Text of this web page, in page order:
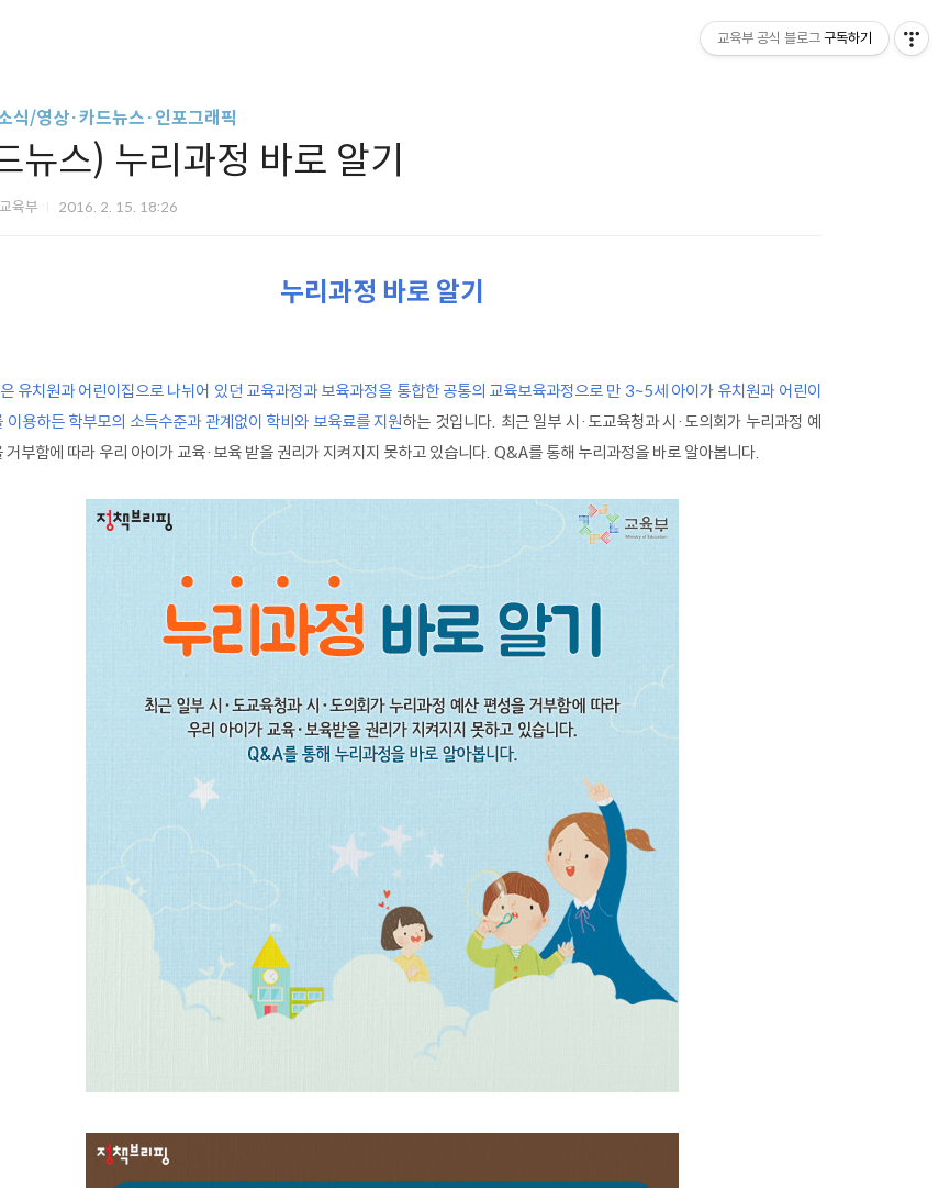
식/영상·카드뉴스·인포그래픽
뉴스) 누리과정 바로 알기
육부 2016. 2. 15. 18:26
누리과정 바로 알기
유치원과 어린이집으로 나뉘어 있던 교육과정과 보육과정을 통합한 공통의 교육보육과정으로 만 3~5세 아이가 유치원과 어린이
이용하든 학부모의 소득수준과 관계없이 학비와 보육료를 지원하는 것입니다. 최근 일부 시·도교육청과 시·도의회가 누리과정 예
거부함에 따라 우리 아이가 교육·보육 받을 권리가 지켜지지 못하고 있습니다. Q&A를 통해 누리과정을 바로 알아봅니다.
교육부 공식 블로그 구독하기